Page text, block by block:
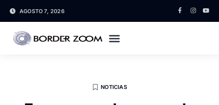
AGOSTO 7, 2026
NOTICIAS